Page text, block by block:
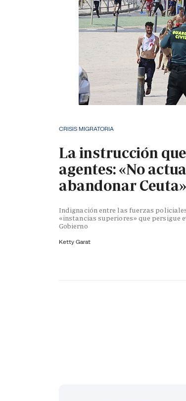
CRISIS MIGRATORIA
La instrucción
agentes: «No
abandonar Ceuta»
Indignación entre las fuerzas
«instancias superiores» que persigue
Gobierno
Ketty Garat